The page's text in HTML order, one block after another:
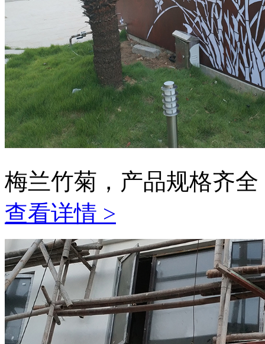
梅兰竹菊，产品规格齐
查看详情 >